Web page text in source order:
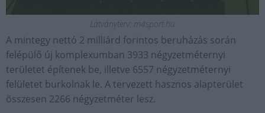
Látványterv: m4sport.hu
A mintegy nettó 2 milliárd forintos beruházás során
felépülő új komplexumban 3933 négyzetméternyi
területet építenek be, illetve 6557 négyzetméternyi
felületet burkolnak le. A tervezett hasznos alapterület
összesen 2266 négyzetméter lesz.